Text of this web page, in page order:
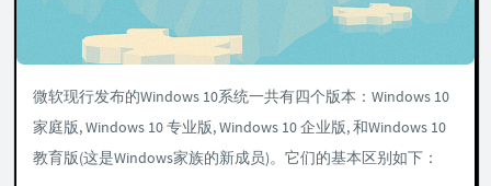
微软现行发布的Windows 10系统一共有四个版本：Windows 10
家庭版, Windows 10 专业版, Windows 10 企业版, 和Windows 10
教育版(这是Windows家族的新成员)。它们的基本区别如下：